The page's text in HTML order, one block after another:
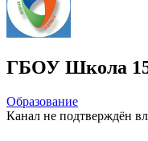
ГБОУ Школа
Образование
Канал не подтверждён